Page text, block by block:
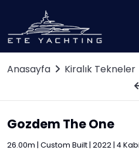
Anasayfa Kiralık Tekneler
Gozdem The One
26.00m | Custom Built | 2022 | 4